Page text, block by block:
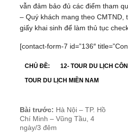
vẫn đảm bảo đủ các điểm tham
– Quý khách mang theo CMTND,
giấy khai sinh để làm thủ tục
[contact-form-7 id=”136″
CHỦ ĐỀ: 12- TOUR DU LỊCH
TOUR DU LỊCH MIỀN NAM
Bài trước: Hà Nội – TP. Hồ
Chí Minh – Vũng Tầu, 4
ngày/3 đêm